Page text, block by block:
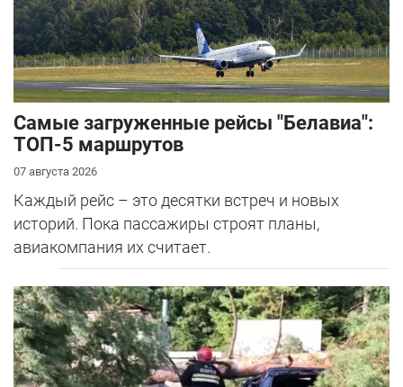
Самые загруженные рейсы "Белавиа":
ТОП-5 маршрутов
07 августа 2026
Каждый рейс – это десятки встреч и новых
историй. Пока пассажиры строят планы,
авиакомпания их считает.